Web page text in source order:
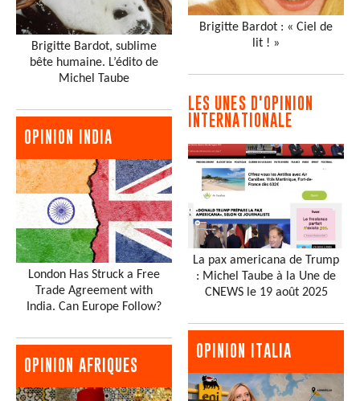
Brigitte Bardot, sublime
bête humaine. L’édito de
Michel Taube
OPINION INDIA
London Has Struck a Free
Trade Agreement with
India. Can Europe Follow?
OPINION AFRIQUES
Brigitte Bardot : « Ciel de
lit ! »
LES UNES D'OPINION
INTERNATIONALE
La pax americana de Trump
: Michel Taube à la Une de
CNEWS le 19 août 2025
OPINION ITALIA